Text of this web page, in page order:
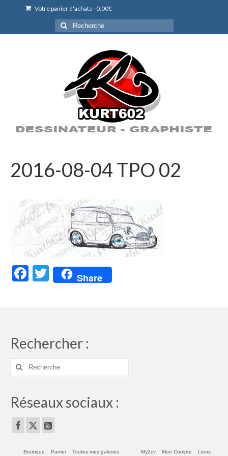
Votre panier d'achats - 0,00€
Rechercher
:
2016-08-04 TPO 02
Facebook
Twitter
Share
Rechercher :
Rechercher
Réseaux sociaux :
Boutique Panier Toutes mes galeries My2cv Mon Compte Liens